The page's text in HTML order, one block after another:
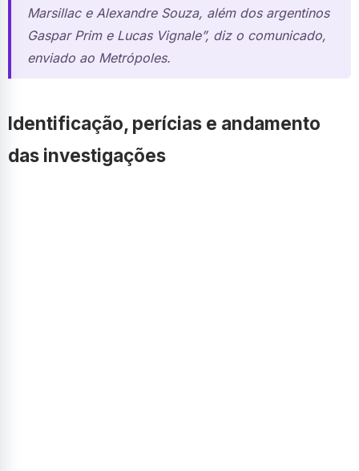
Marsillac e Alexandre Souza, além dos argentinos
Gaspar Prim e Lucas Vignale”, diz o comunicado,
enviado ao Metrópoles.
Identificação, perícias e andamento
das investigações